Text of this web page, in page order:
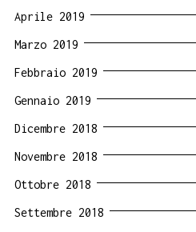
Aprile 2019
Marzo 2019
Febbraio 2019
Gennaio 2019
Dicembre 2018
Novembre 2018
Ottobre 2018
Settembre 2018